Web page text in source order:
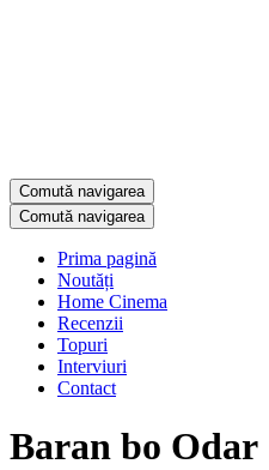
Comută navigarea
Comută navigarea
Prima pagină
Noutăți
Home Cinema
Recenzii
Topuri
Interviuri
Contact
Baran bo Odar